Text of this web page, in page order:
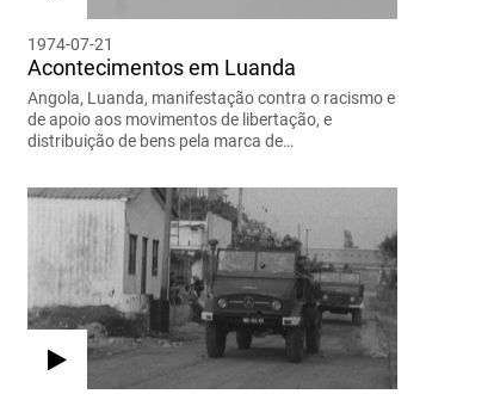
1974-07-21
Acontecimentos em Luanda
Angola, Luanda, manifestação contra o racismo e
de apoio aos movimentos de libertação, e
distribuição de bens pela marca de…